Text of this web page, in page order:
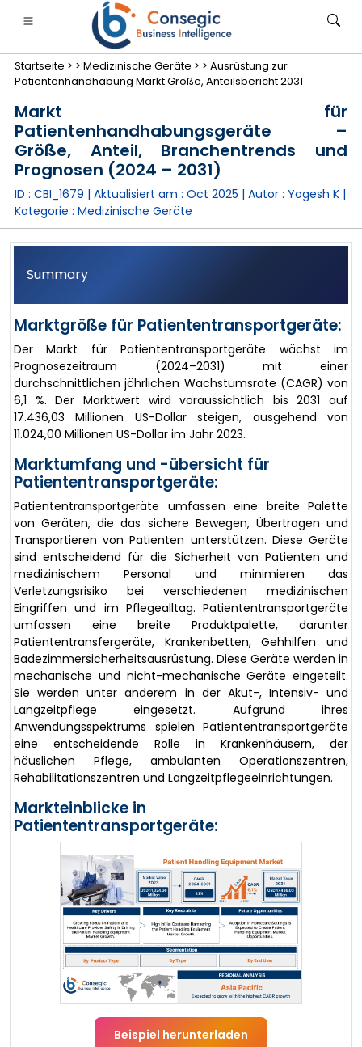
Finanzdienstleistungen und Versicherungen
• Konsumgüter• Energie und Strom
• Fallstudien
Startseite > > Medizinische Geräte > > Ausrüstung zur
Patientenhandhabung Markt Größe, Anteilsbericht 2031
Markt für
Patientenhandhabungsgeräte –
Größe, Anteil, Branchentrends und
Prognosen (2024 – 2031)
ID : CBI_1679 | Aktualisiert am : Oct 2025 | Autor : Yogesh K|
Kategorie : Medizinische Geräte
Summary
Marktgröße für Patiententransportgeräte:
Der Markt für Patiententransportgeräte wächst im
Prognosezeitraum (2024–2031) mit einer
durchschnittlichen jährlichen Wachstumsrate (CAGR) von
6,1 %. Der Marktwert wird voraussichtlich bis 2031 auf
17.436,03 Millionen US-Dollar steigen, ausgehend von
11.024,00 Millionen US-Dollar im Jahr 2023.
Marktumfang und -übersicht für
Patiententransportgeräte:
Patiententransportgeräte umfassen eine breite Palette
von Geräten, die das sichere Bewegen, Übertragen und
Transportieren von Patienten unterstützen. Diese Geräte
sind entscheidend für die Sicherheit von Patienten und
medizinischem Personal und minimieren das
Verletzungsrisiko bei verschiedenen medizinischen
Eingriffen und im Pflegealltag. Patiententransportgeräte
umfassen eine breite Produktpalette, darunter
Patiententransfergeräte, Krankenbetten, Gehhilfen und
Badezimmersicherheitsausrüstung. Diese Geräte werden in
mechanische und nicht-mechanische Geräte eingeteilt.
Sie werden unter anderem in der Akut-, Intensiv- und
Langzeitpflege eingesetzt. Aufgrund ihres
Anwendungsspektrums spielen Patiententransportgeräte
eine entscheidende Rolle in Krankenhäusern, der
häuslichen Pflege, ambulanten Operationszentren,
Rehabilitationszentren und Langzeitpflegeeinrichtungen.
Markteinblicke in
Patiententransportgeräte:
Beispiel herunterladen